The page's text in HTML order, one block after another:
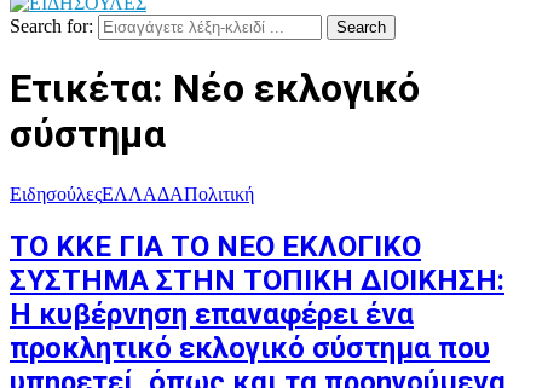
Search for: Search
Ετικέτα: Νέο εκλογικό
σύστημα
ΕιδησούλεςΕΛΛΑΔΑΠολιτική
ΤΟ ΚΚΕ ΓΙΑ ΤΟ ΝΕΟ ΕΚΛΟΓΙΚΟ
ΣΥΣΤΗΜΑ ΣΤΗΝ ΤΟΠΙΚΗ ΔΙΟΙΚΗΣΗ:
Η κυβέρνηση επαναφέρει ένα
προκλητικό εκλογικό σύστημα που